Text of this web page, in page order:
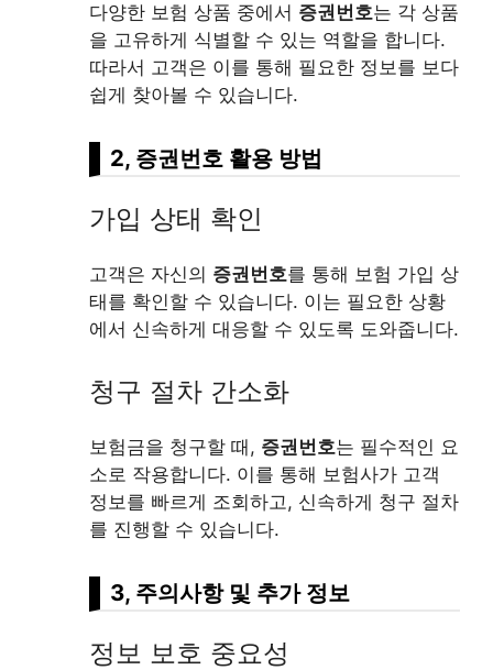
다양한 보험 상품 중에서 증권번호는 각 상품
을 고유하게 식별할 수 있는 역할을 합니다.
따라서 고객은 이를 통해 필요한 정보를 보다
쉽게 찾아볼 수 있습니다.
2, 증권번호 활용 방법
가입 상태 확인
고객은 자신의 증권번호를 통해 보험 가입 상
태를 확인할 수 있습니다. 이는 필요한 상황
에서 신속하게 대응할 수 있도록 도와줍니다.
청구 절차 간소화
보험금을 청구할 때, 증권번호는 필수적인 요
소로 작용합니다. 이를 통해 보험사가 고객
정보를 빠르게 조회하고, 신속하게 청구 절차
를 진행할 수 있습니다.
3, 주의사항 및 추가 정보
정보 보호 중요성